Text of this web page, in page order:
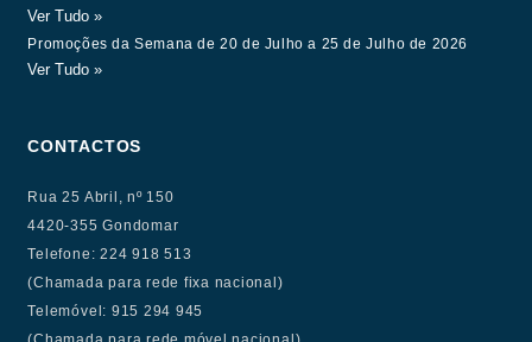
Ver Tudo »
Promoções da Semana de 20 de Julho a 25 de Julho de 2026
Ver Tudo »
CONTACTOS
Rua 25 Abril, nº 150
4420-355 Gondomar
Telefone: 224 918 513
(Chamada para rede fixa nacional)
Telemóvel: 915 294 945